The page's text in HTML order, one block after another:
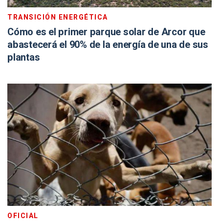
TRANSICIÓN ENERGÉTICA
Cómo es el primer parque solar de Arcor que
abastecerá el 90% de la energía de una de sus
plantas
OFICIAL